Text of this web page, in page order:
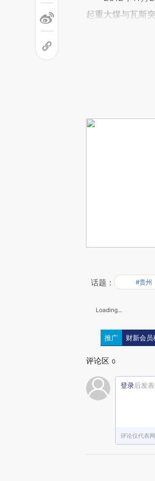
起重大煤与瓦斯
话题： #贵州
Loading...
推广 财新会员
评论区 0
登录后发
评论仅代表